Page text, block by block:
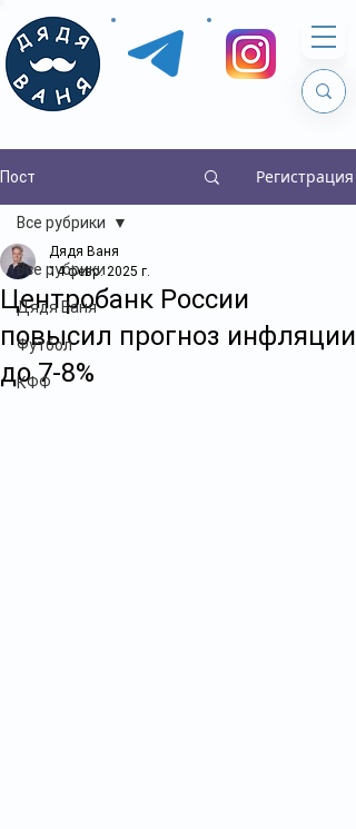
Пост Регистрация
Все рубрики
Дядя Ваня
Футбол
КФФ
Все рубрики
Центробанк России
повысил прогноз инфляции
до 7-8%
Дядя Ваня
14 февр. 2025 г.